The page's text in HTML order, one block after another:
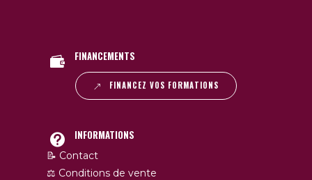
FINANCEMENTS
FINANCEZ VOS FORMATIONS
INFORMATIONS
📝 Contact
⚖️ Conditions de vente